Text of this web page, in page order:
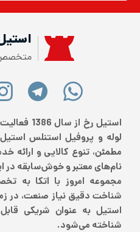
استیل رخ
لوله و پروفیل استنلس استیل
مطمئن، تنوع کالایی و ارائه
نام‌های معتبر و خوش‌سابقه در
مجموعه امروز با اتکا به
شناخت دقیق نیاز صنعت، در
استیل به عنوان شریکی
شناخته می‌شود.